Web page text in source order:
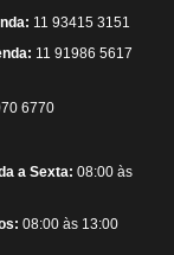
11 93415 3151
11 91986 5617
6770
a Sexta: 08:00 às
08:00 às 13:00